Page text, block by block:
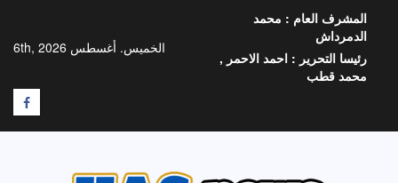
المحتوى
الخميس. أغسطس 6th, 2026
المشرف العام : محمد
الدمرداش
رئيسا التحرير : احمد الاحمر ,
محمد قطب
F